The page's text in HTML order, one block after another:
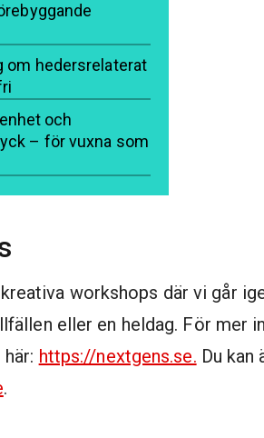
om hedersrelaterat
och
– för vuxna som
workshops där vi går
eller en heldag. För mer
https://nextgens.se. Du
.